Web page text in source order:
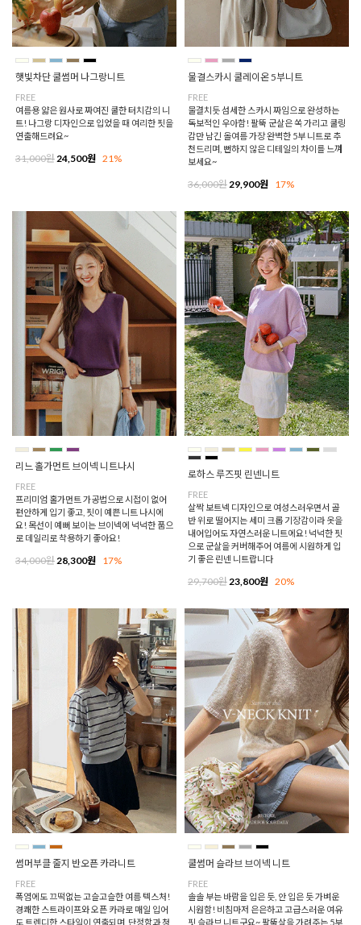
햇빛차단 쿨썸머 나그랑니트
FREE
여름용 얇은 원사로 짜여진 쿨한 터치감의 니
트! 나그랑 디자인으로 입었을 때 여리한 핏을
연출해드려요~
31,000원24,500원 21%
물결스카시 쿨레이온 5부니트
FREE
물결치듯 섬세한 스카시 짜임으로 완성하는
독보적인 우아함! 팔뚝 군살은 쏙 가리고 쿨링
감만 남긴 올여름 가장 완벽한 5부 니트로 추
천드리며, 뻔하지 않은 디테일의 차이를 느껴
보세요~
36,000원29,900원 17%
리느 홀가먼트 브이넥 니트나시
FREE
프리미엄 홀가먼트 가공법으로 시접이 없어
편안하게 입기 좋고, 핏이 예쁜 니트 나시에
요! 목선이 예뻐 보이는 브이넥에 넉넉한 품으
로 데일리로 착용하기 좋아요!
34,000원 28,300원 17%
로하스 루즈핏 린넨니트
FREE
살짝 보트넥 디자인으로 여성스러우면서 골
반 위로 떨어지는 세미 크롭 기장감이라 옷을
내어입어도 자연스러운 니트에요! 넉넉한 핏
으로 군살을 커버해주어 여름에 시원하게 입
기 좋은 린넨 니트랍니다
29,700원 23,800원 20%
썸머부클 줄지 반오픈 카라니트
FREE
폭염에도 끄떡없는 고슬고슬한 여름 텍스처!
경쾌한 스트라이프와 오픈 카라로 매일 입어
도 트렌디한 스타일이 연출되며, 단정함과 청
쿨썸머 슬라브 브이넥 니트
FREE
솔솔 부는 바람을 입은 듯, 안 입은 듯 가벼운
시원함! 비침마저 은은하고 고급스러운 여유
핏 슬라브 니트구요~ 팔뚝살을 가려주는 5부